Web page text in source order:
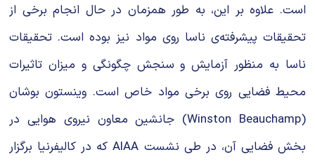
است. علاوه بر این، به طور همزمان در حال انجام برخی از
تحقیقات پیشرفته‌ی ناسا روی مواد نیز بوده است. تحقیقات
ناسا به منظور آزمایش و سنجش چگونگی و میزان تاثیرات
محیط فضایی روی برخی مواد خاص است. وینستون بوشان
(Winston Beauchamp) جانشین معاون نیروی هوایی در
بخش فضایی آن، در طی نشست AIAA که در کالیفرنیا برگزار